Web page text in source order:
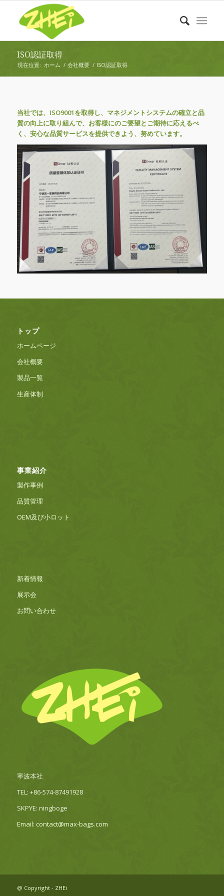
ISO認証取得
現在位置: ホーム / 会社概要 / ISO認証取得
当社では、ISO9001を取得し、マネジメントシステムの確立と品
質の向上に取り組んで、お客様にのご要望とご期待に応えるべ
く、安心な品質サービスを提供できよう、努めています。
トップ
ホームページ
会社概要
製品一覧
生産体制
事業紹介
製作事例
品質管理
OEM及び小ロット
新着情報
展示会
お問い合わせ
寧波本社
TEL: +86-574-87491928
SKPYE: ningboge
Email: contact@max-bags.com
@ Copyright - ZHEi